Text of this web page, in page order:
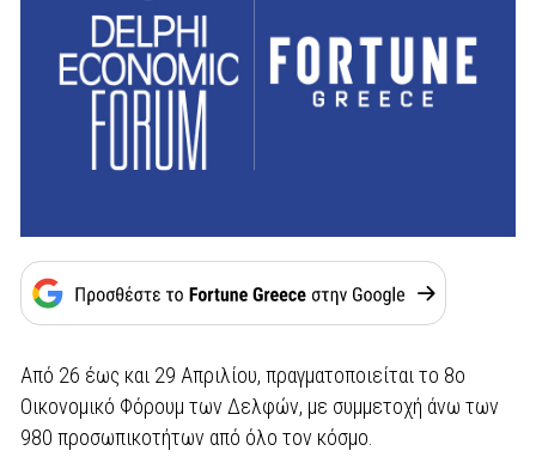
Από 26 έως και 29 Απριλίου, πραγματοποιείται το 8o
Οικονομικό Φόρουμ των Δελφών, με συμμετοχή άνω των
980 προσωπικοτήτων από όλο τον κόσμο.